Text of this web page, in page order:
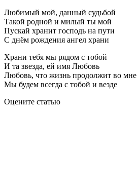
Любимый мой, данный судьбой
Такой родной и милый ты мой
Пускай хранит господь на пути
С днём рождения ангел храни
Храни тебя мы рядом с тобой
И та звезда, ей имя Любовь
Любовь, что жизнь продолжит во мне
Мы будем всегда с тобой и везде
Оцените статью